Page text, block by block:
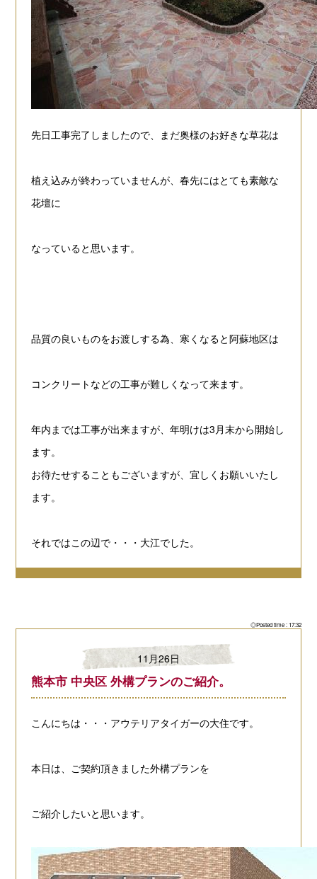
先日工事完了しましたので、まだ奥様のお好きな草花は
植え込みが終わっていませんが、 春先にはとても素敵な
花壇に
なっていると思います。
品質の良いものをお渡しする為、 寒くなると阿蘇地区は
コンクリートなどの工事が難しくなって来ます。
年内までは工事が出来ますが、年明けは3月末から開始し
ます。
お待たせすることもございますが、宜しくお願いいたし
ます。
それではこの辺で・・・大江でした。
◎Posted time : 17:32
11月26日
熊本市 中央区 外構プランのご紹介。
こんにちは・・・ アウテリアタイガーの大住です。
本日は、ご契約頂きました外構プランを
ご紹介したいと思います。